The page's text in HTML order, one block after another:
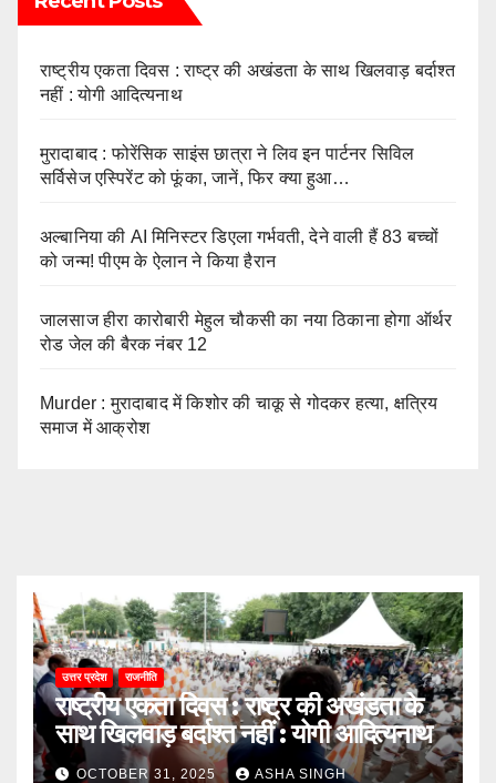
राष्ट्रीय एकता दिवस : राष्ट्र की अखंडता के साथ खिलवाड़ बर्दाश्त
नहीं : योगी आदित्यनाथ
मुरादाबाद : फोरेंसिक साइंस छात्रा ने लिव इन पार्टनर सिविल
सर्विसेज एस्पिरेंट को फूंका, जानें, फिर क्या हुआ…
अल्बानिया की AI मिनिस्‍टर डिएला गर्भवती, देने वाली हैं 83 बच्चों
को जन्‍म! पीएम के ऐलान ने किया हैरान
जालसाज हीरा कारोबारी मेहुल चौकसी का नया ठिकाना होगा ऑर्थर
रोड जेल की बैरक नंबर 12
Murder : मुरादाबाद में किशोर की चाकू से गोदकर हत्या, क्षत्रिय
समाज में आक्रोश
उत्तर प्रदेश राजनीति
राष्ट्रीय एकता दिवस : राष्ट्र की अखंडता के
साथ खिलवाड़ बर्दाश्त नहीं : योगी आदित्यनाथ
OCTOBER 31, 2025 ASHA SINGH